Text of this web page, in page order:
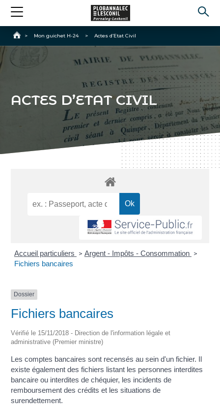
Accueil
> Mon guichet H-24 > Actes d’Etat Civil
ACTES D’ETAT CIVIL
Accueil particuliers > Argent - Impôts - Consommation >
Fichiers bancaires
Dossier
Fichiers bancaires
Vérifié le 15/11/2018 - Direction de l'information légale et
administrative (Premier ministre)
Les comptes bancaires sont recensés au sein d'un fichier. Il
existe également des fichiers listant les personnes interdites
bancaire ou interdites de chéquier, les incidents de
remboursement des crédits et les situations de
surendettement.